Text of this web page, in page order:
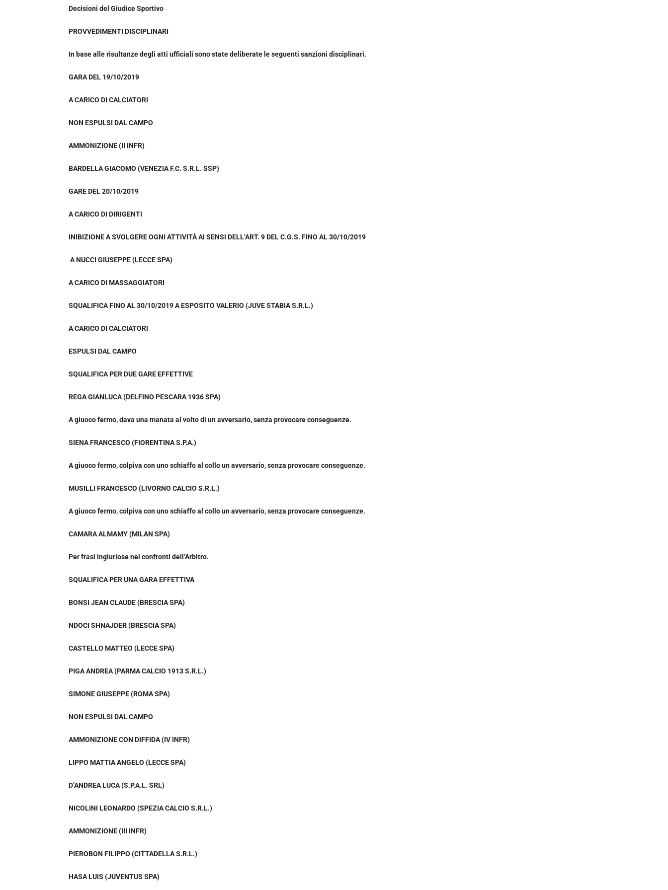
Decisioni del Giudice Sportivo
PROVVEDIMENTI DISCIPLINARI
In base alle risultanze degli atti ufficiali sono state deliberate le seguenti sanzioni disciplinari.
GARA DEL 19/10/2019
A CARICO DI CALCIATORI
NON ESPULSI DAL CAMPO
AMMONIZIONE (II INFR)
BARDELLA GIACOMO (VENEZIA F.C. S.R.L. SSP)
GARE DEL 20/10/2019
A CARICO DI DIRIGENTI
INIBIZIONE A SVOLGERE OGNI ATTIVITÀ AI SENSI DELL’ART. 9 DEL C.G.S. FINO AL 30/10/2019
A NUCCI GIUSEPPE (LECCE SPA)
A CARICO DI MASSAGGIATORI
SQUALIFICA FINO AL 30/10/2019 A ESPOSITO VALERIO (JUVE STABIA S.R.L.)
A CARICO DI CALCIATORI
ESPULSI DAL CAMPO
SQUALIFICA PER DUE GARE EFFETTIVE
REGA GIANLUCA (DELFINO PESCARA 1936 SPA)
A giuoco fermo, dava una manata al volto di un avversario, senza provocare conseguenze.
SIENA FRANCESCO (FIORENTINA S.P.A.)
A giuoco fermo, colpiva con uno schiaffo al collo un avversario, senza provocare conseguenze.
MUSILLI FRANCESCO (LIVORNO CALCIO S.R.L.)
A giuoco fermo, colpiva con uno schiaffo al collo un avversario, senza provocare conseguenze.
CAMARA ALMAMY (MILAN SPA)
Per frasi ingiuriose nei confronti dell’Arbitro.
SQUALIFICA PER UNA GARA EFFETTIVA
BONSI JEAN CLAUDE (BRESCIA SPA)
NDOCI SHNAJDER (BRESCIA SPA)
CASTELLO MATTEO (LECCE SPA)
PIGA ANDREA (PARMA CALCIO 1913 S.R.L.)
SIMONE GIUSEPPE (ROMA SPA)
NON ESPULSI DAL CAMPO
AMMONIZIONE CON DIFFIDA (IV INFR)
LIPPO MATTIA ANGELO (LECCE SPA)
D’ANDREA LUCA (S.P.A.L. SRL)
NICOLINI LEONARDO (SPEZIA CALCIO S.R.L.)
AMMONIZIONE (III INFR)
PIEROBON FILIPPO (CITTADELLA S.R.L.)
HASA LUIS (JUVENTUS SPA)